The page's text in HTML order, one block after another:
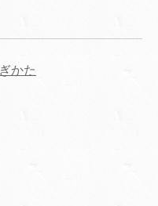
かた